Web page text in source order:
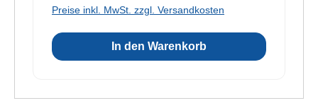
Preise inkl. MwSt. zzgl. Versandkosten
In den Warenkorb